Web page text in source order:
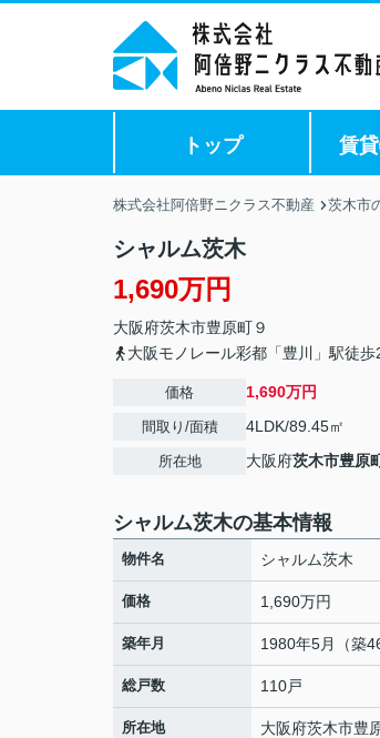
トップ 賃
株式会社阿倍野ニクラス不動産 茨木市
シャルム茨木
1,690万円
大阪府茨木市豊原町９
大阪モノレール彩都「豊川」駅徒歩
価格 1,690万円
間取り/面積 4LDK/89.45㎡
所在地 大阪府茨木市豊原
シャルム茨木の基本情報
物件名 シャルム茨木
価格 1,690万円
築年月 1980年5月（築
総戸数 110戸
所在地 大阪府茨木市豊